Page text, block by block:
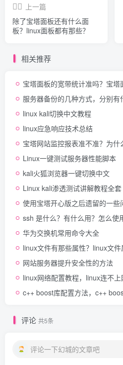
上一篇
除了宝塔面板还有什么面
板？linux面板都有那些？
相关推荐
宝塔面板的宽带统计准吗？宝塔
服务器备份的几种方式，分别有
linux kali切换中文教程
linux应急响应技术总结
宝塔网站监控报表准不准？为什
Linux一键测试服务器性能脚本
kali火狐浏览器一键切换中文
Linux kali渗透测试讲解教程全
使用宝塔开心版之后遗留的一些
ssh 是什么？有什么用？怎么使
华为交换机常用命令大全
linux文件有那些属性？linux文
网站服务器提升安全性的方法
linux网络配置教程，linux连不
c++ boost库配置方法，c++
评论 共5条
评论一下幻城的文章吧